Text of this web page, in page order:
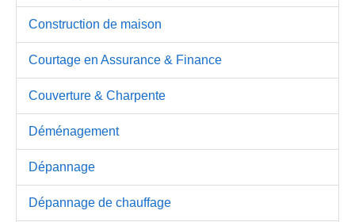
Construction de maison
Courtage en Assurance & Finance
Couverture & Charpente
Déménagement
Dépannage
Dépannage de chauffage